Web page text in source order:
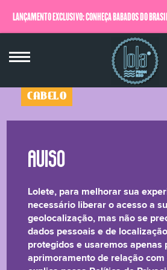
LANÇAMENTO EXCLUSIVO: CONHEÇA BABADOS DO
QUERO SABER MAIS
CABELO
Menta Bonita
☆☆☆☆☆
Mais um lançamento babadeiro da
fresquinho! Shampoo de fórmula
hipoalergênica,
Lolete, para melhorar sua
necessário liberar o acesso a
geolocalização, mas não se
dados pessoais e de
protegidos e usaremos apenas
aprimoramento de relação com